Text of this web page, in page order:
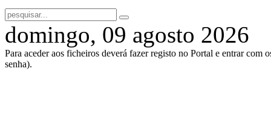
domingo, 09 agosto 2026
Para aceder aos ficheiros deverá fazer registo no Portal e entrar com
senha).